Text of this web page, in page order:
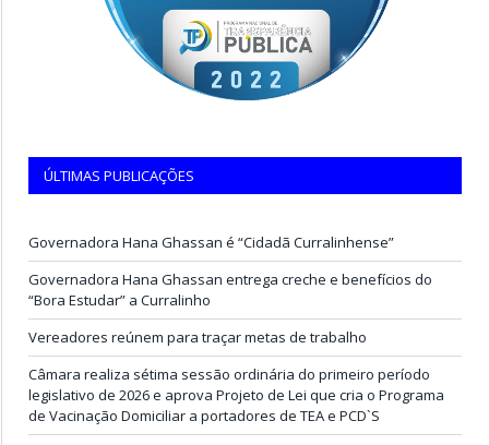
ÚLTIMAS PUBLICAÇÕES
Governadora Hana Ghassan é “Cidadã Curralinhense”
Governadora Hana Ghassan entrega creche e benefícios do
“Bora Estudar” a Curralinho
Vereadores reúnem para traçar metas de trabalho
Câmara realiza sétima sessão ordinária do primeiro período
legislativo de 2026 e aprova Projeto de Lei que cria o Programa
de Vacinação Domiciliar a portadores de TEA e PCD`S